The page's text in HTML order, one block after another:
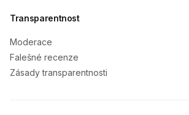
Transparentnost
Moderace
Falešné recenze
Zásady transparentnosti